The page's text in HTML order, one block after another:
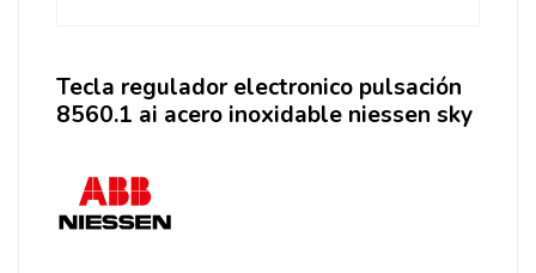
Tecla regulador electronico pulsación
8560.1 ai acero inoxidable niessen sky